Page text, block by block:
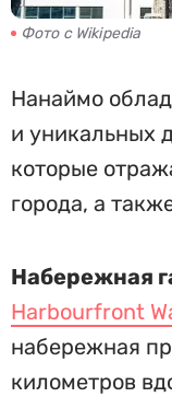
Фото с Wikipedia
Нанаймо
и уникальных
которые
города, а
Набережная
Harbourfront
набережная
километров